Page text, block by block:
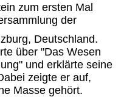
zum ersten Mal
der
Deutschland.
über "Das Wesen
und erklärte seine
zeigte er auf,
Masse gehört.